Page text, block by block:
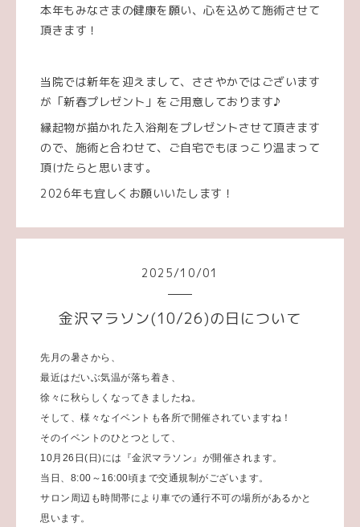
本年もみなさまの健康を願い、心を込めて施術させて
頂きます！
当院では新年を迎えまして、ささやかではございます
が「新春プレゼント」をご用意しております♪
縁起物が描かれた入浴剤をプレゼントさせて頂きます
ので、施術と合わせて、ご自宅でもほっこり温まって
頂けたらと思います。
2026年も宜しくお願いいたします！
2025/10/01
金沢マラソン(10/26)の日について
先月の暑さから、
最近はだいぶ気温が落ち着き、
徐々に秋らしくなってきましたね。
そして、様々なイベントも各所で開催されていますね！
そのイベントのひとつとして、
10月26日(日)には『金沢マラソン』が開催されます。
当日、8:00～16:00頃まで交通規制がございます。
サロン周辺も時間帯により車での通行不可の場所があるかと
思います。